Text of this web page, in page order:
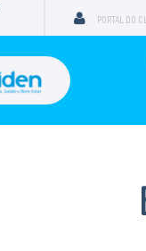
PORTAL DO